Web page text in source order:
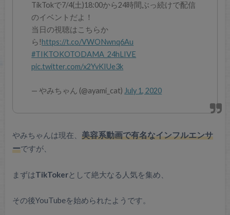
TikTokで7/4(土)18:00から24時間ぶっ続けで配信
のイベントだよ！
当日の視聴はこちらか
ら!https://t.co/VWONwnq6Au
#TIKTOKOTODAMA_24hLIVE
pic.twitter.com/x2YvKIUe3k
— やみちゃん (@ayami_cat)July 1, 2020
やみちゃんは現在、 美容系動画で有名なインフルエンサ
ーですが、
まずはTikTokerとして絶大なる人気を集め、
その後YouTubeを始められたようです。